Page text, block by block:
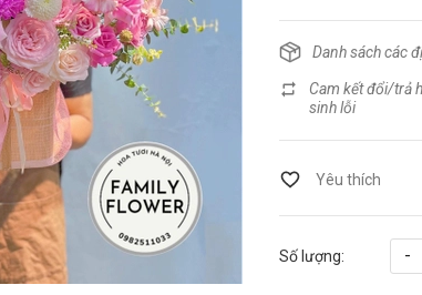
Danh sách các
Cam kết đổi/trả
sinh lỗi
Số lượng: -